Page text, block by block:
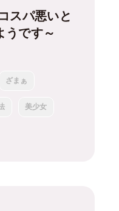
スパ悪いと
うです～
ざまぁ
美少女